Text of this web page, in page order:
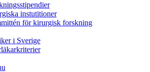
instutitioner
för kirurgisk forskning
i Sverige